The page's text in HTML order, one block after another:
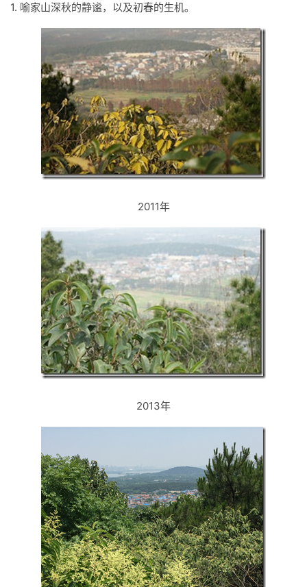
1. 喻家山深秋的静谧，以及初春的生机。
2011年
2013年